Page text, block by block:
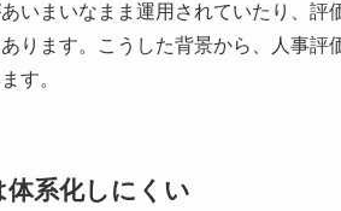
いまいなまま運用されていたり、評
ります。こうした背景から、人事評
す。
体系化しにくい